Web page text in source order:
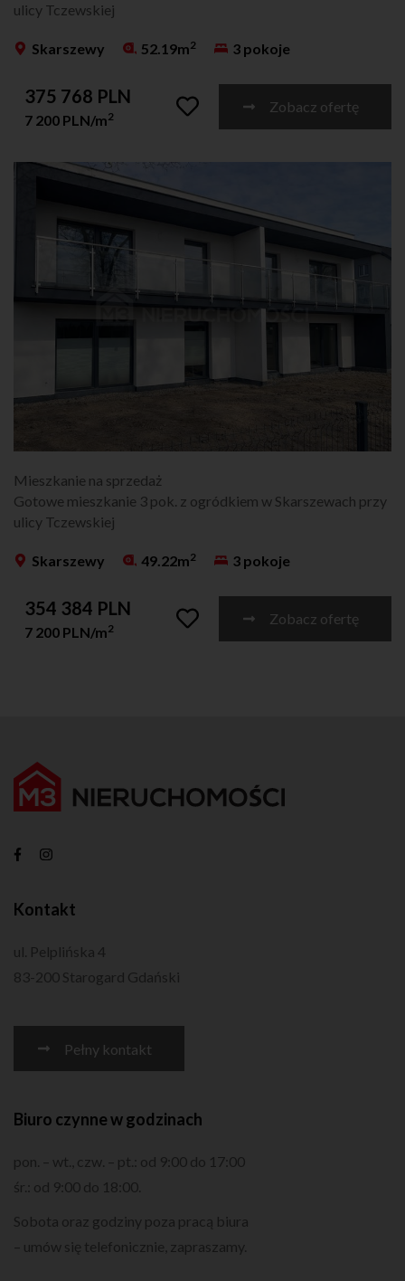
ulicy Tczewskiej
Skarszewy 52.19m2 3 pokoje
375 768 PLN
7 200 PLN/m2
Zobacz ofertę
Mieszkanie na sprzedaż
Gotowe mieszkanie 3 pok. z ogródkiem w Skarszewach przy
ulicy Tczewskiej
Skarszewy 49.22m2 3 pokoje
354 384 PLN
7 200 PLN/m2
Zobacz ofertę
Kontakt
ul. Pelplińska 4
83-200 Starogard Gdański
Pełny kontakt
Biuro czynne w godzinach
pon. – wt., czw. – pt.: od 9:00 do 17:00
śr.: od 9:00 do 18:00.
Sobota oraz godziny poza pracą biura
– umów się telefonicznie, zapraszamy.